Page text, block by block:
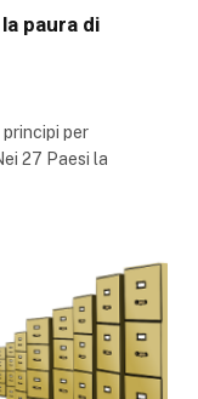
paura di
principi per
27 Paesi la